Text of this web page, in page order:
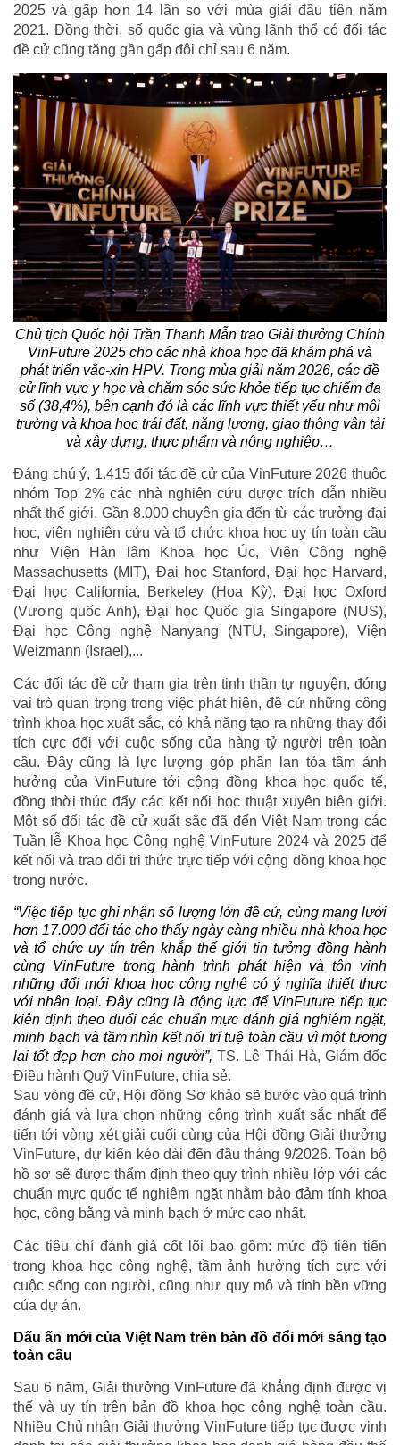
2025 và gấp hơn 14 lần so với mùa giải đầu tiên năm
2021. Đồng thời, số quốc gia và vùng lãnh thổ có đối tác
đề cử cũng tăng gần gấp đôi chỉ sau 6 năm.
Chủ tịch Quốc hội Trần Thanh Mẫn trao Giải thưởng Chính
VinFuture 2025 cho các nhà khoa học đã khám phá và
phát triển vắc-xin HPV. Trong mùa giải năm 2026, các đề
cử lĩnh vực y học và chăm sóc sức khỏe tiếp tục chiếm đa
số (38,4%), bên cạnh đó là các lĩnh vực thiết yếu như môi
trường và khoa học trái đất, năng lượng, giao thông vận tải
và xây dựng, thực phẩm và nông nghiệp…
Đáng chú ý, 1.415 đối tác đề cử của VinFuture 2026 thuộc
nhóm Top 2% các nhà nghiên cứu được trích dẫn nhiều
nhất thế giới. Gần 8.000 chuyên gia đến từ các trường đại
học, viện nghiên cứu và tổ chức khoa học uy tín toàn cầu
như Viện Hàn lâm Khoa học Úc, Viện Công nghệ
Massachusetts (MIT), Đại học Stanford, Đại học Harvard,
Đại học California, Berkeley (Hoa Kỳ), Đại học Oxford
(Vương quốc Anh), Đại học Quốc gia Singapore (NUS),
Đại học Công nghệ Nanyang (NTU, Singapore), Viện
Weizmann (Israel),...
Các đối tác đề cử tham gia trên tinh thần tự nguyện, đóng
vai trò quan trọng trong việc phát hiện, đề cử những công
trình khoa học xuất sắc, có khả năng tạo ra những thay đổi
tích cực đối với cuộc sống của hàng tỷ người trên toàn
cầu. Đây cũng là lực lượng góp phần lan tỏa tầm ảnh
hưởng của VinFuture tới cộng đồng khoa học quốc tế,
đồng thời thúc đẩy các kết nối học thuật xuyên biên giới.
Một số đối tác đề cử xuất sắc đã đến Việt Nam trong các
Tuần lễ Khoa học Công nghệ VinFuture 2024 và 2025 để
kết nối và trao đổi tri thức trực tiếp với cộng đồng khoa học
trong nước.
“Việc tiếp tục ghi nhận số lượng lớn đề cử, cùng mạng lưới
hơn 17.000 đối tác cho thấy ngày càng nhiều nhà khoa học
và tổ chức uy tín trên khắp thế giới tin tưởng đồng hành
cùng VinFuture trong hành trình phát hiện và tôn vinh
những đổi mới khoa học công nghệ có ý nghĩa thiết thực
với nhân loại. Đây cũng là động lực để VinFuture tiếp tục
kiên định theo đuổi các chuẩn mực đánh giá nghiêm ngặt,
minh bạch và tầm nhìn kết nối trí tuệ toàn cầu vì một tương
lai tốt đẹp hơn cho mọi người”,TS. Lê Thái Hà, Giám đốc
Điều hành Quỹ VinFuture, chia sẻ.
Sau vòng đề cử, Hội đồng Sơ khảo sẽ bước vào quá trình
đánh giá và lựa chọn những công trình xuất sắc nhất để
tiến tới vòng xét giải cuối cùng của Hội đồng Giải thưởng
VinFuture, dự kiến kéo dài đến đầu tháng 9/2026. Toàn bộ
hồ sơ sẽ được thẩm định theo quy trình nhiều lớp với các
chuẩn mực quốc tế nghiêm ngặt nhằm bảo đảm tính khoa
học, công bằng và minh bạch ở mức cao nhất.
Các tiêu chí đánh giá cốt lõi bao gồm: mức độ tiên tiến
trong khoa học công nghệ, tầm ảnh hưởng tích cực với
cuộc sống con người, cũng như quy mô và tính bền vững
của dự án.
Dấu ấn mới của Việt Nam trên bản đồ đổi mới sáng tạo
toàn cầu
Sau 6 năm, Giải thưởng VinFuture đã khẳng định được vị
thế và uy tín trên bản đồ khoa học công nghệ toàn cầu.
Nhiều Chủ nhân Giải thưởng VinFuture tiếp tục được vinh